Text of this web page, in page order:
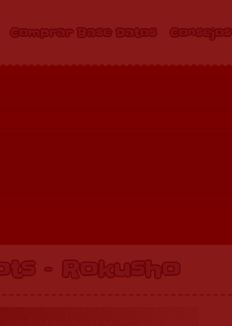
Comprar Base Datos Consejos
– Rokusho